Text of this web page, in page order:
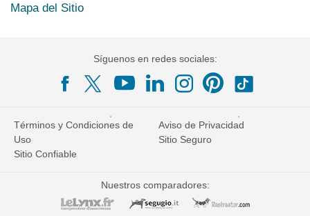
Mapa del Sitio
Síguenos en redes sociales:
Términos y Condiciones de
Uso
Aviso de Privacidad
Sitio Seguro
Sitio Confiable
Nuestros comparadores: